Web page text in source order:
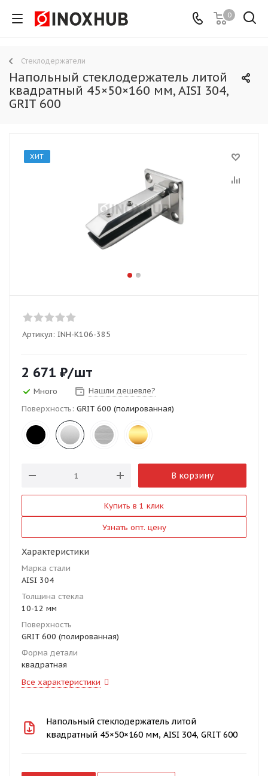
0
Стеклодержатели
Напольный стеклодержатель литой
квадратный 45×50×160 мм, AISI 304,
GRIT 600
ХИТ
Артикул: INH-K106-385
2 671 ₽/шт
Много
Нашли дешевле?
Поверхность: GRIT 600 (полированная)
В корзину
Купить в 1 клик
Узнать опт. цену
Характеристики
Марка стали
AISI 304
Толщина стекла
10-12 мм
Поверхность
GRIT 600 (полированная)
Форма детали
квадратная
Все характеристики
Напольный стеклодержатель литой
квадратный 45×50×160 мм, AISI 304, GRIT 600